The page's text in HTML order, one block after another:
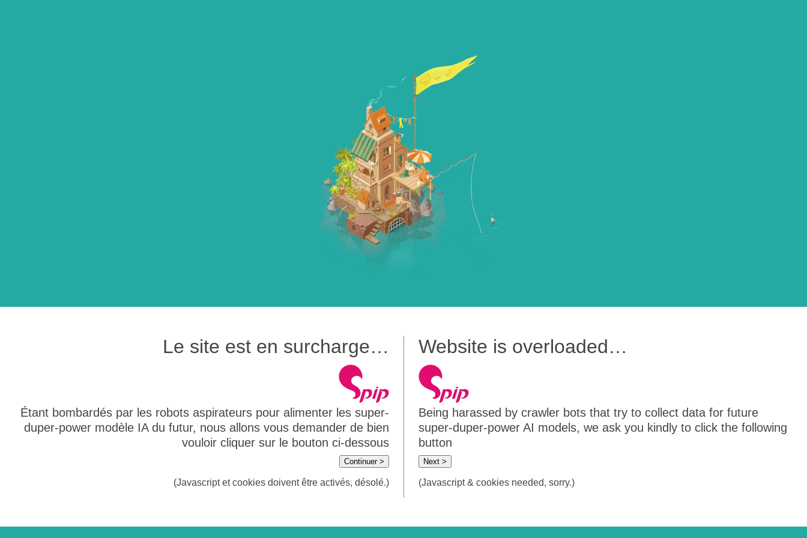
Le site est en surcharge…
Étant bombardés par les robots aspirateurs pour alimenter les super-
duper-power modèle IA du futur, nous allons vous demander de bien
vouloir cliquer sur le bouton ci-dessous
Continuer >
(Javascript et cookies doivent être activés, désolé.)
Website is overloaded…
Being harassed by crawler bots that try to collect data for future
super-duper-power AI models, we ask you kindly to click the following
button
Next >
(Javascript & cookies needed, sorry.)